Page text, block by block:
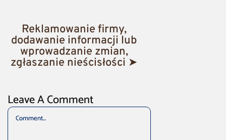
Reklamowanie firmy,
dodawanie informacji lub
wprowadzanie zmian,
zgłaszanie nieścisłości ➤
Leave A Comment
Comment